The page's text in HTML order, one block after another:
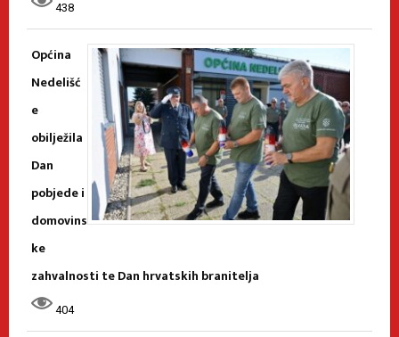
438
Općina
Nedelišć
e
obilježila
Dan
pobjede i
domovins
ke
zahvalnosti te Dan hrvatskih branitelja
404